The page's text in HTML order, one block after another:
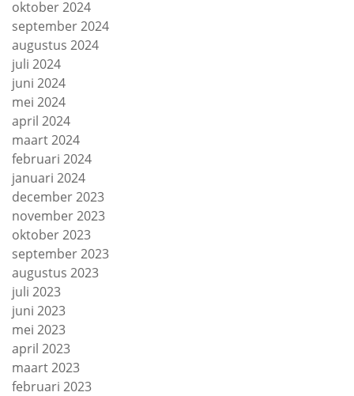
oktober 2024
september 2024
augustus 2024
juli 2024
juni 2024
mei 2024
april 2024
maart 2024
februari 2024
januari 2024
december 2023
november 2023
oktober 2023
september 2023
augustus 2023
juli 2023
juni 2023
mei 2023
april 2023
maart 2023
februari 2023